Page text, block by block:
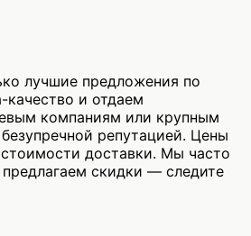
лучшие предложения по
и отдаем
компаниям или крупным
репутацией. Цены
доставки. Мы часто
скидки — следите